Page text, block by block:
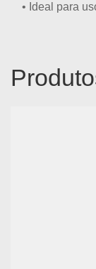
• Ideal para